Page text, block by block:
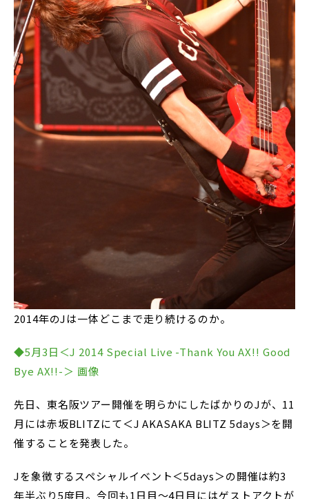
2014年のJは一体どこまで走り続けるのか。
◆5月3日＜J 2014 Special Live -Thank You AX!! Good
Bye AX!!-＞ 画像
先日、東名阪ツアー開催を明らかにしたばかりのJが、11
月には赤坂BLITZにて＜J AKASAKA BLITZ 5days＞を開
催することを発表した。
Jを象徴するスペシャルイベント＜5days＞の開催は約3
年半ぶり5度目。今回も1日目～4日目にはゲストアクトが